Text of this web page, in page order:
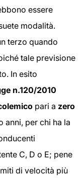
essere
modalità.
terzo quando
tale previsione
In esito
n.120/2010
pari a zero
anni, per chi ha la
C, D o E; pene
di velocità più